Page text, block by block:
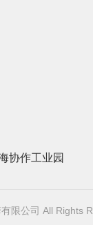
协作工业园
限公司 All